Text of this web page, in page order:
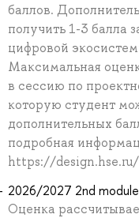
баллов.
получить 1-3 балла
цифровой
Максимальная
в сессию по
которую студент
дополнительных
подробная
https://
2026/2027 2nd module
Оценка